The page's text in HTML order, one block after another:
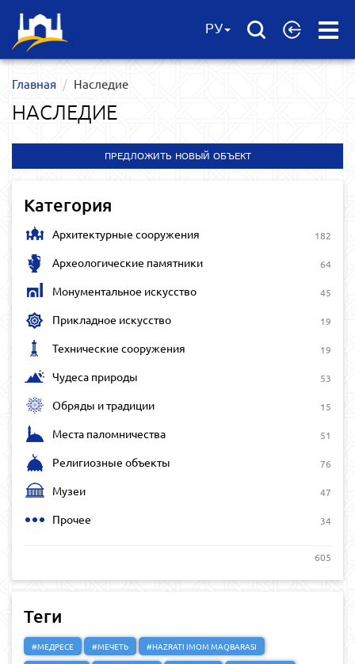
Open
РУ
Главная Наследие
НАСЛЕДИЕ
ПРЕДЛОЖИТЬ НОВЫЙ ОБЪЕКТ
Категория
Архитектурные сооружения 182
Археологические памятники 64
Монументальное искусство 45
Прикладное искусство 19
Технические сооружения 19
Чудеса природы 53
Обряды и традиции 15
Места паломничества 51
Религиозные объекты 76
Музеи 47
Прочее 34
605
Теги
#МЕДРЕСЕ #МЕЧЕТЬ
#HAZRATI IMOM MAQBARASI